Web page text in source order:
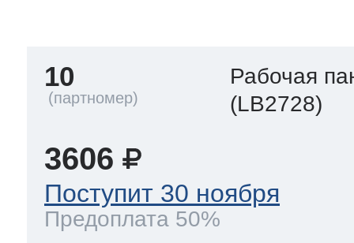
морозилок
холод.камер
10
Рабочая
(LB2728)
3606
Поступит 30 ноября
Предоплата 50%